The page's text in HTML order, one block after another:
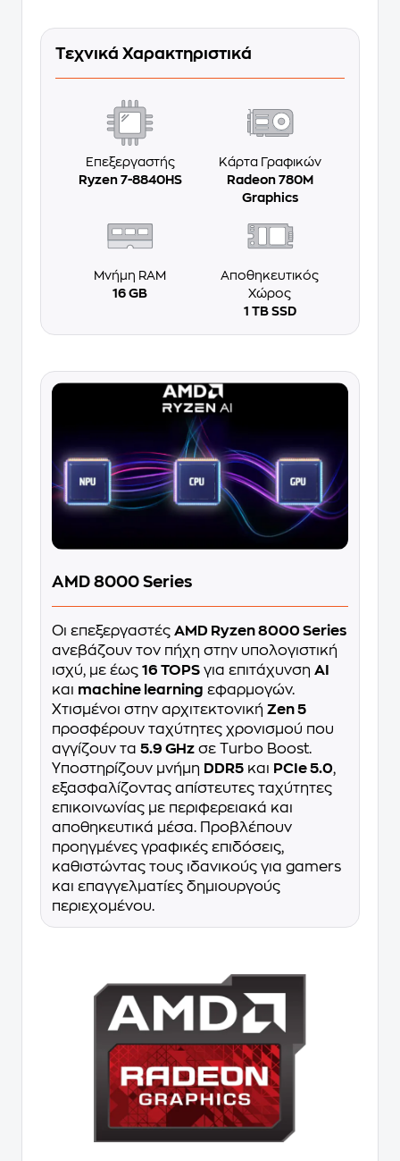
Τεχνικά Χαρακτηριστικά
Επεξεργαστής
Ryzen 7-8840HS
Κάρτα Γραφικών
Radeon 780M
Graphics
Μνήμη RAM
16 GB
Αποθηκευτικός
Χώρος
1 TB SSD
AMD 8000 Series
Οι επεξεργαστές AMD Ryzen 8000 Series
ανεβάζουν τον πήχη στην υπολογιστική
ισχύ, με έως 16 TOPS για επιτάχυνση AI
και machine learning εφαρμογών.
Χτισμένοι στην αρχιτεκτονική Zen 5
προσφέρουν ταχύτητες χρονισμού που
αγγίζουν τα 5.9 GHz σε Turbo Boost.
Υποστηρίζουν μνήμη DDR5 και PCIe 5.0,
εξασφαλίζοντας απίστευτες ταχύτητες
επικοινωνίας με περιφερειακά και
αποθηκευτικά μέσα. Προβλέπουν
προηγμένες γραφικές επιδόσεις,
καθιστώντας τους ιδανικούς για gamers
και επαγγελματίες δημιουργούς
περιεχομένου.